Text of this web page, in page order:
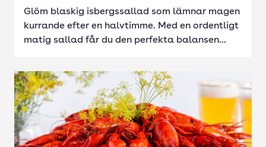
Glöm blaskig isbergssallad som lämnar magen
kurrande efter en halvtimme. Med en ordentligt
matig sallad får du den perfekta balansen...